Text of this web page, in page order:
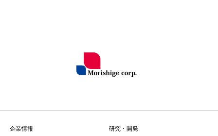
企業情報 研究・開発